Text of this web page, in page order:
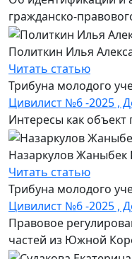
гражданско-
Политкин Илья
Читать статью
Трибуна молодого
Цивилист №6 -2025 ,
Интересы как
Назаркулов Жаныбек
Читать статью
Трибуна молодого
Цивилист №6 -2025 ,
Правовое
частей из Южной